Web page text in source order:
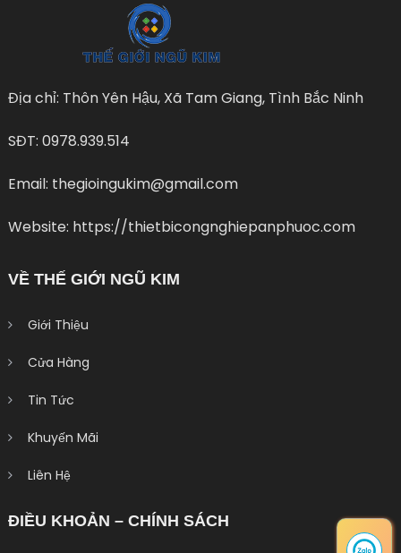
Địa chỉ: Thôn Yên Hậu, Xã Tam Giang, Tình Bắc Ninh
SĐT: 0978.939.514
Email: thegioingukim@gmail.com
Website: https://thietbicongnghiepanphuoc.com
VỀ THẾ GIỚI NGŨ KIM
Giới Thiệu
Cửa Hàng
Tin Tức
Khuyến Mãi
Liên Hệ
ĐIỀU KHOẢN – CHÍNH SÁCH